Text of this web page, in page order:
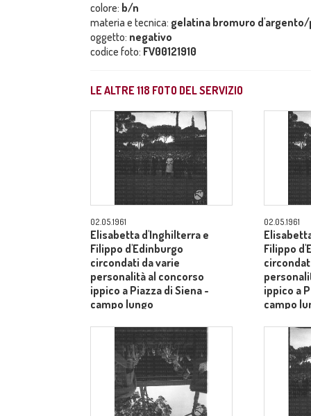
colore: b/n
materia e tecnica: gelatina bromuro
oggetto: negativo
codice foto: FV00121910
LE ALTRE118 FOTO DEL SERVIZIO
02.05.1961
Elisabetta d'Inghilterra e
Filippo d'Edinburgo
circondati da varie
personalità al concorso
ippico a Piazza di Siena -
campo lungo
02.05.1961
Filippo
ippico a
campo